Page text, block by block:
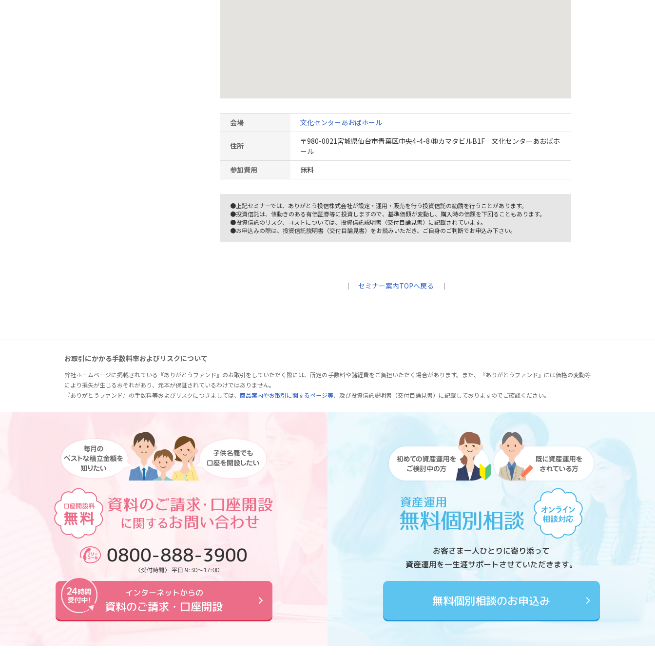
会場 文化センターあおばホール
住所
〒980-0021宮城県仙台市青葉区中央4-4-8 ㈱カマタビルB1F 文化センターあおばホ
ール
参加費用
無料
●上記セミナーでは、ありがとう投信株式会社が設定・運用・販売を行う投資信託の勧誘を行うことがあります。
●投資信託は、値動きのある有価証券等に投資しますので、基準価額が変動し、購入時の価額を下回ることもあります。
●投資信託のリスク、コストについては、投資信託説明書（交付目論見書）に記載されています。
●お申込みの際は、投資信託説明書（交付目論見書）をお読みいただき、ご自身のご判断でお申込み下さい。
｜ セミナー案内TOPへ戻る ｜
お取引にかかる手数料率およびリスクについて
弊社ホームページに掲載されている『ありがとうファンド』のお取引をしていただく際には、所定の手数料や諸経費をご負担いただく場合があります。また、『ありがとうファンド』には価格の変動等
により損失が生じるおそれがあり、元本が保証されているわけではありません。
『ありがとうファンド』の手数料等およびリスクにつきましては、 商品案内やお取引に関するページ等、及び投資信託説明書（交付目論見書）に記載しておりますのでご確認ください。
0800-888-3900
〈受付時間〉 平日 9:30～17:00
インターネットからの
資料のご請求・口座開設
お客さま一人ひとりに寄り添って
資産運用を一生涯サポートさせていただきます。
無料個別相談のお申込み